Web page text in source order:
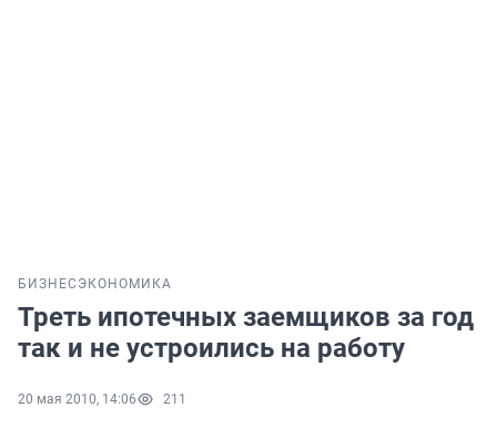
БИЗНЕС ЭКОНОМИКА
Треть ипотечных заемщиков за год
так и не устроились на работу
20 мая 2010, 14:06 211